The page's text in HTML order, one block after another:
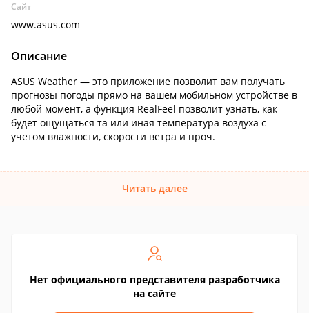
Сайт
www.asus.com
Описание
ASUS Weather — это приложение позволит вам получать
прогнозы погоды прямо на вашем мобильном устройстве в
любой момент, а функция RealFeel позволит узнать, как
будет ощущаться та или иная температура воздуха с
учетом влажности, скорости ветра и проч.
Читать далее
Нет официального представителя разработчика
на сайте